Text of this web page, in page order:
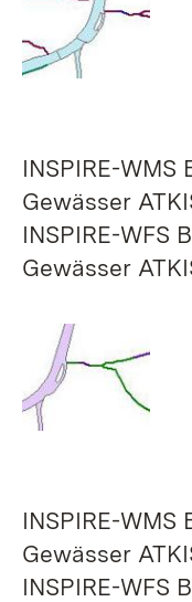
INSPIRE-WMS
Gewässer
INSPIRE-WFS
Gewässer
INSPIRE-WMS
Gewässer
INSPIRE-WFS